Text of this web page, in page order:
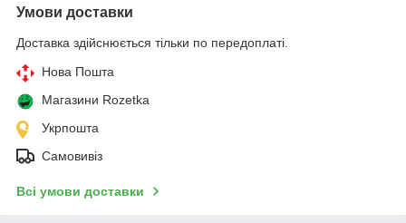
Умови доставки
Доставка здійснюється тільки по передоплаті.
Нова Пошта
Магазини Rozetka
Укрпошта
Самовивіз
Всі умови доставки